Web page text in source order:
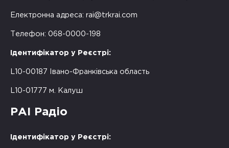
Електронна адреса: rai@trkrai.com
Телефон: 068-0000-198
Ідентифікатор у Реєстрі:
L10-00187 Івано-Франківська область
L10-01777 м. Калуш
РАІ Радіо
Ідентифікатор у Реєстрі: